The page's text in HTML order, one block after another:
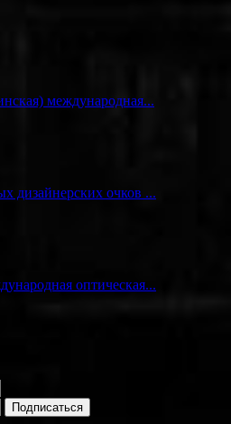
международная...
дизайнерских очков ...
оптическая...
Подписаться